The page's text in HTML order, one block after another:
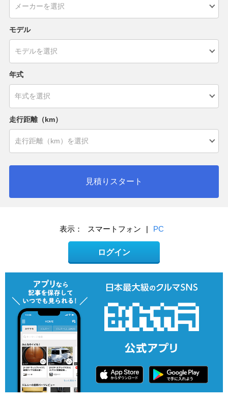
モデル
年式
走行距離（km）
見積りスタート
表示： スマートフォン | PC
ログイン